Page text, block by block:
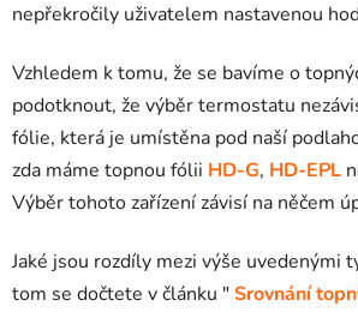
nepřekročily uživatelem nastavenou
Vzhledem k tomu, že se bavíme o
podotknout, že výběr termostatu
fólie, která je umístěna pod naší
zda máme topnou fólii HD-G, HD-EPL
Výběr tohoto zařízení závisí na něčem
Jaké jsou rozdíly mezi výše uvedenými
tom se dočtete v článku "Srovnání